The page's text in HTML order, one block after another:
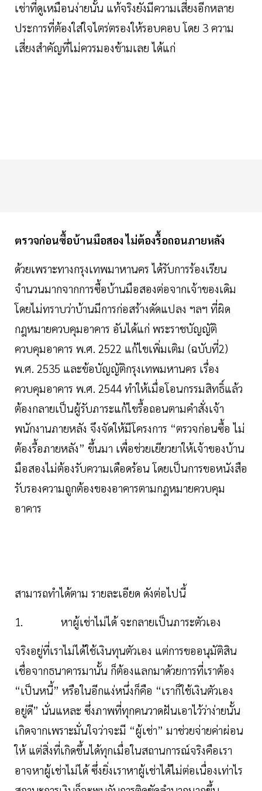
เช่าที่ดูเหมือนง่ายนั้น แท้จริงยังมีความเสี่ยงอีกหลาย
ประการที่ต้องใส่ใจไตร่ตรองให้รอบคอบ โดย 3 ความ
เสี่ยงสำคัญที่ไม่ควรมองข้ามเลย ได้แก่
ตรวจก่อนซื้อบ้านมือสอง ไม่ต้องรื้อถอนภายหลัง
ด้วยเพราะทางกรุงเทพมาหานคร ได้รับการร้องเรียน
จำนวนมากจากการซื้อบ้านมือสองต่อจากเจ้าของเดิม
โดยไม่ทราบว่าบ้านมีการก่อสร้างดัดแปลง ฯลฯ ที่ผิด
กฎหมายควบคุมอาคาร อันได้แก่ พระราชบัญญัติ
ควบคุมอาคาร พ.ศ. 2522 แก้ไขเพิ่มเติม (ฉบับที่2)
พ.ศ. 2535 และข้อบัญญัติกรุงเทพมหานคร เรื่อง
ควบคุมอาคาร พ.ศ. 2544 ทำให้เมื่อโอนกรรมสิทธิ์แล้ว
ต้องกลายเป็นผู้รับภาระแก้ไขรื้อถอนตามคำสั่งเจ้า
พนักงานภายหลัง จึงจัดให้มีโครงการ “ตรวจก่อนซื้อ ไม่
ต้องรื้อภายหลัง” ขึ้นมา เพื่อช่วยเยียวยาให้เจ้าของบ้าน
มือสองไม่ต้องรับความเดือดร้อน โดยเป็นการขอหนังสือ
รับรองความถูกต้องของอาคารตามกฎหมายควบคุม
อาคาร
สามารถทำได้ตาม รายละเอียด ดังต่อไปนี้
1. หาผู้เช่าไม่ได้ จะกลายเป็นภาระตัวเอง
จริงอยู่ที่เราไม่ได้ใช้เงินทุนตัวเอง แต่การขออนุมัติสิน
เชื่อจากธนาคารมานั้น ก็ต้องแลกมาด้วยการที่เราต้อง
“เป็นหนี้” หรือในอีกแง่หนึ่งก็คือ “เราก็ใช้เงินตัวเอง
อยู่ดี” นั่นแหละ ซึ่งภาพที่ทุกคนวาดฝันเอาไว้ว่าง่ายนั้น
เกิดจากเพราะมั่นใจว่าจะมี “ผู้เช่า” มาช่วยจ่ายค่าผ่อน
ให้ แต่สิ่งที่เกิดขึ้นได้ทุกเมื่อในสถานการณ์จริงคือเรา
อาจหาผู้เช่าไม่ได้ ซึ่งยิ่งเราหาผู้เช่าได้ไม่ต่อเนื่องเท่าไร